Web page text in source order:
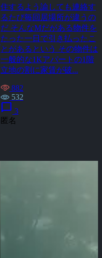
住するよう諭しても連絡す
るたび毎回居場所が違うの
だ そんなMだがある物件を
たった一日で引き払ったこ
とがあるという その物件は
一般的な1Kアパートの1階
立地の割に家賃が破...
882
532
chat_bubble 3
匿名